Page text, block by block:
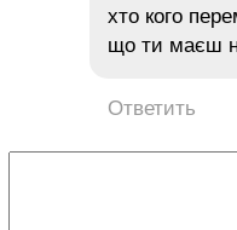
хто кого
що ти маєш
Ответить